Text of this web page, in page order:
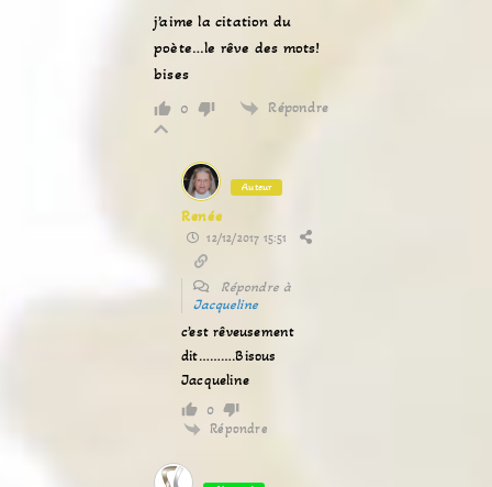
j’aime la citation du
poète…le rêve des mots!
bises
0 Répondre
Auteur
Renée
12/12/2017 15:51
Répondre à
Jacqueline
c’est rêveusement
dit……….Bisous
Jacqueline
0
Répondre